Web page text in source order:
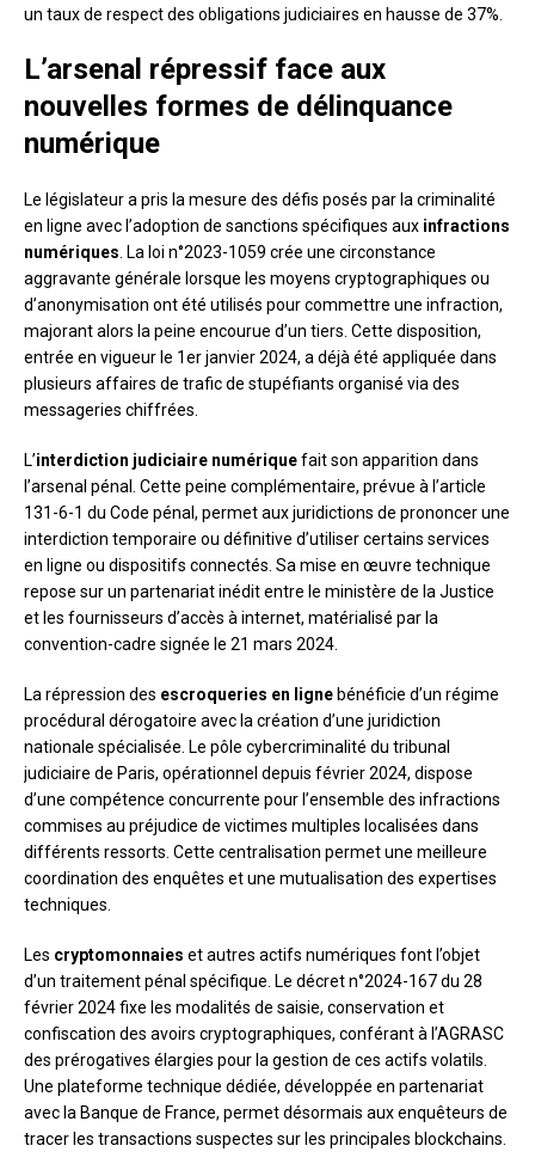
un taux de respect des obligations judiciaires en hausse de 37%.
L’arsenal répressif face aux
nouvelles formes de délinquance
numérique
Le législateur a pris la mesure des défis posés par la criminalité
en ligne avec l’adoption de sanctions spécifiques aux infractions
numériques. La loi n°2023-1059 crée une circonstance
aggravante générale lorsque les moyens cryptographiques ou
d’anonymisation ont été utilisés pour commettre une infraction,
majorant alors la peine encourue d’un tiers. Cette disposition,
entrée en vigueur le 1er janvier 2024, a déjà été appliquée dans
plusieurs affaires de trafic de stupéfiants organisé via des
messageries chiffrées.
L’interdiction judiciaire numériquefait son apparition dans
l’arsenal pénal. Cette peine complémentaire, prévue à l’article
131-6-1 du Code pénal, permet aux juridictions de prononcer une
interdiction temporaire ou définitive d’utiliser certains services
en ligne ou dispositifs connectés. Sa mise en œuvre technique
repose sur un partenariat inédit entre le ministère de la Justice
et les fournisseurs d’accès à internet, matérialisé par la
convention-cadre signée le 21 mars 2024.
La répression des escroqueries en ligne bénéficie d’un régime
procédural dérogatoire avec la création d’une juridiction
nationale spécialisée. Le pôle cybercriminalité du tribunal
judiciaire de Paris, opérationnel depuis février 2024, dispose
d’une compétence concurrente pour l’ensemble des infractions
commises au préjudice de victimes multiples localisées dans
différents ressorts. Cette centralisation permet une meilleure
coordination des enquêtes et une mutualisation des expertises
techniques.
Les cryptomonnaies et autres actifs numériques font l’objet
d’un traitement pénal spécifique. Le décret n°2024-167 du 28
février 2024 fixe les modalités de saisie, conservation et
confiscation des avoirs cryptographiques, conférant à l’AGRASC
des prérogatives élargies pour la gestion de ces actifs volatils.
Une plateforme technique dédiée, développée en partenariat
avec la Banque de France, permet désormais aux enquêteurs de
tracer les transactions suspectes sur les principales blockchains.